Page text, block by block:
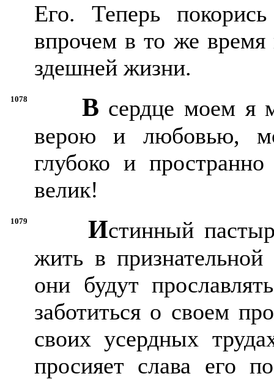
Его. Теперь
впрочем в то же время
здешней жизни.
1078 В сердце моем я
верою и любовью,
глубоко и
велик!
1079 Истинный
жить в
они будут
заботиться о своем
своих усердных
просияет слава его